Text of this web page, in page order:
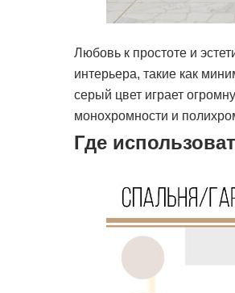
Любовь к простоте и
интерьера, такие как
серый цвет играет
монохромности и
Где